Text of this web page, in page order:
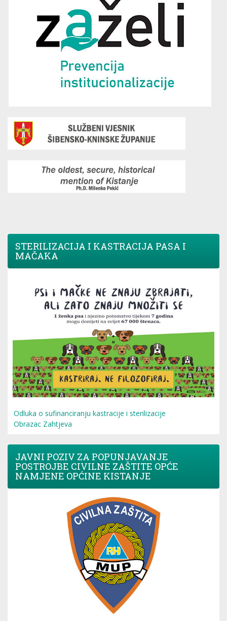
STERILIZACIJA I KASTRACIJA PASA I
MAČAKA
Odluka o sufinanciranju kastracije i sterilizacije
Obrazac Zahtjeva
JAVNI POZIV ZA POPUNJAVANJE
POSTROJBE CIVILNE ZAŠTITE OPĆE
NAMJENE OPĆINE KISTANJE